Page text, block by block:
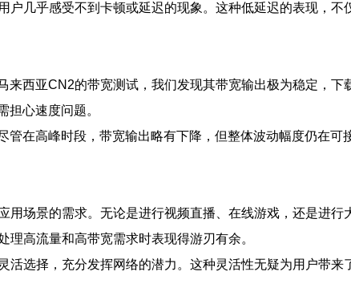
几乎感受不到卡顿或延迟的现象。这种低延迟的表现，
西亚CN2的带宽测试，我们发现其带宽输出极为稳定，
担心速度问题。
在高峰时段，带宽输出略有下降，但整体波动幅度仍在
场景的需求。无论是进行视频直播、在线游戏，还是进
高流量和高带宽需求时表现得游刃有余。
选择，充分发挥网络的潜力。这种灵活性无疑为用户带来